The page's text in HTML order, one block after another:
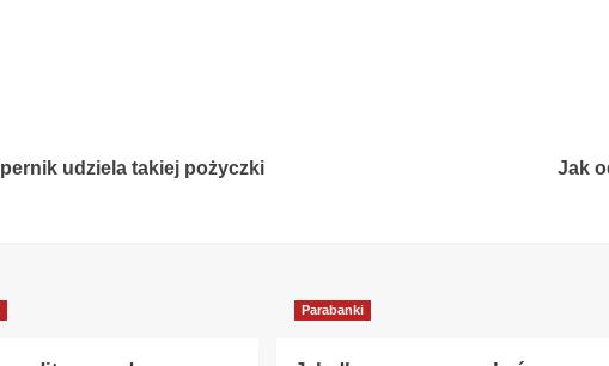
udziela takiej pożyczki
Jak
Parabanki